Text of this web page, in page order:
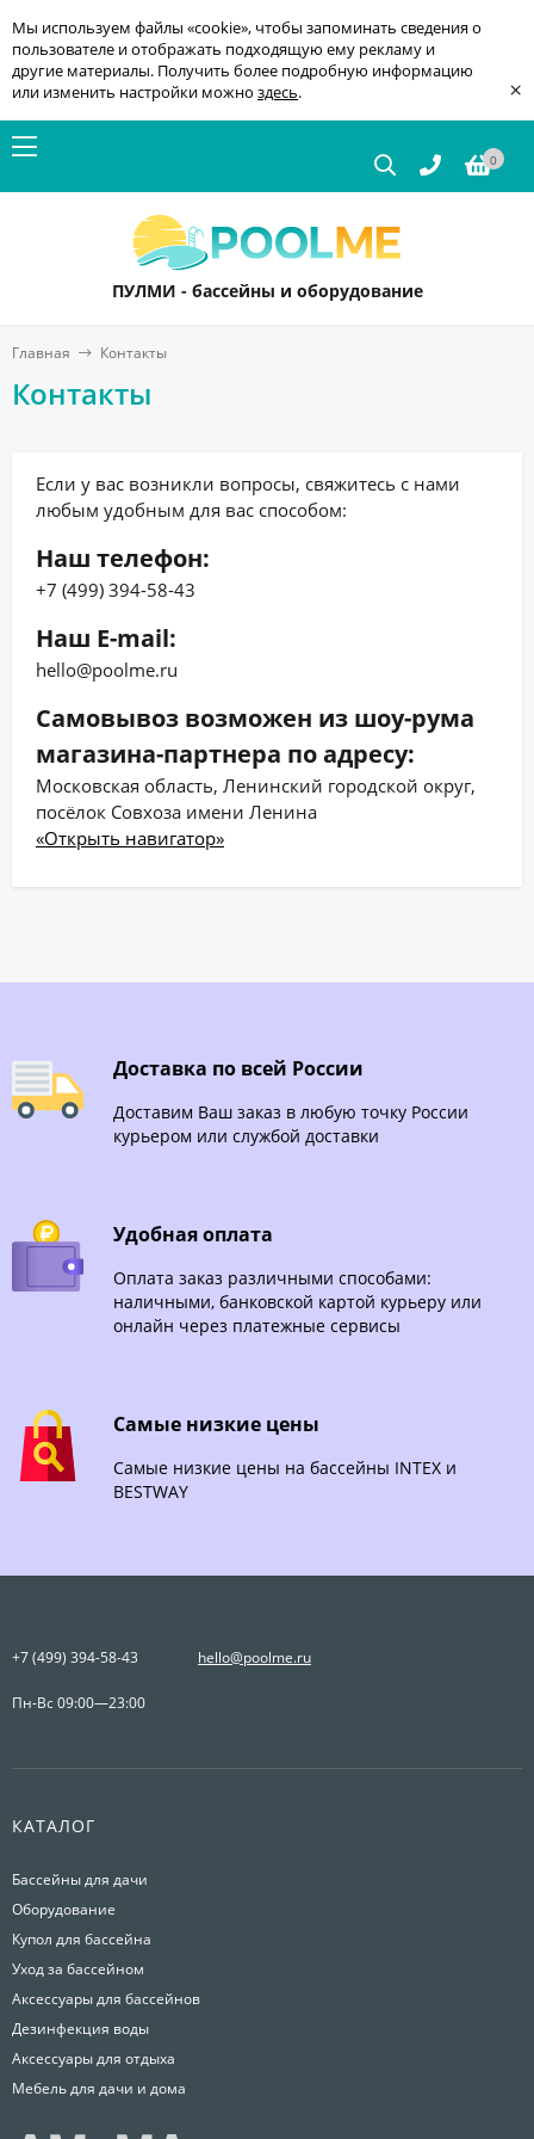
Мы используем файлы «cookie», чтобы запоминать сведения о
пользователе и отображать подходящую ему рекламу и
другие материалы. Получить более подробную информацию
или изменить настройки можно здесь. ×
0
ПУЛМИ - бассейны и оборудование
Главная Контакты
Контакты
Если у вас возникли вопросы, свяжитесь с нами
любым удобным для вас способом:
Наш телефон:
+7 (499) 394-58-43
Наш E-mail:
hello@poolme.ru
Самовывоз возможен из шоу-рума
магазина-партнера по адресу:
Московская область, Ленинский городской округ,
посёлок Совхоза имени Ленина
«Открыть навигатор»
Доставка по всей России
Доставим Ваш заказ в любую точку России
курьером или службой доставки
Удобная оплата
Оплата заказ различными способами:
наличными, банковской картой курьеру или
онлайн через платежные сервисы
Самые низкие цены
Самые низкие цены на бассейны INTEX и
BESTWAY
+7 (499) 394-58-43 hello@poolme.ru
Пн-Вс 09:00—23:00
КАТАЛОГ
Бассейны для дачи
Оборудование
Купол для бассейна
Уход за бассейном
Аксессуары для бассейнов
Дезинфекция воды
Аксессуары для отдыха
Мебель для дачи и дома